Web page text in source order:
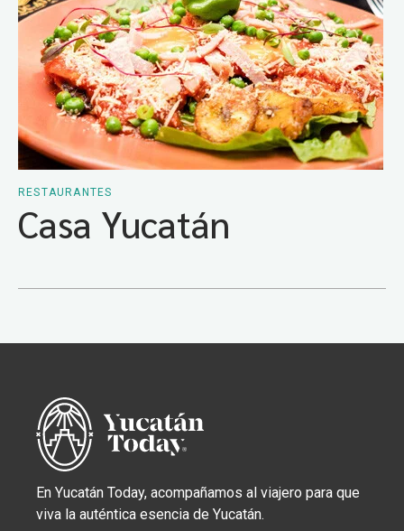
RESTAURANTES
Casa Yucatán
En Yucatán Today, acompañamos al viajero para que
viva la auténtica esencia de Yucatán.